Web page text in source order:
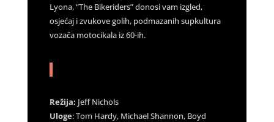
Lyona, “The Bikeriders” donosi vam izgled,
osjećaj i zvukove golih, podmazanih supkultura
vozača motocikala iz 60-ih.
Režija: Jeff Nichols
Uloge: Tom Hardy, Michael Shannon, Boyd